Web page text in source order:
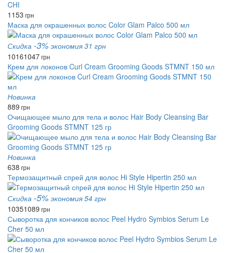
1153 грн
Маска для окрашенных волос Color Glam Palco 500 мл
Скидка -3% экономия 31 грн
10161047грн
Крем для локонов Curl Cream Grooming Goods STMNT 150 мл
Новинка
889 грн
Очищающее мыло для тела и волос Hair Body Cleansing Bar
Grooming Goods STMNT 125 гр
Новинка
638 грн
Термозащитный спрей для волос Hi Style Hipertin 250 мл
Скидка -5% экономия 54 грн
10351089 грн
Сыворотка для кончиков волос Peel Hydro Symbios Serum Le
Cher 50 мл